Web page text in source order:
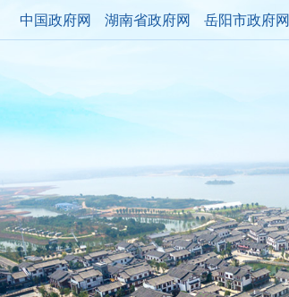
中国政府网 湖南省政府网 岳阳市政府网